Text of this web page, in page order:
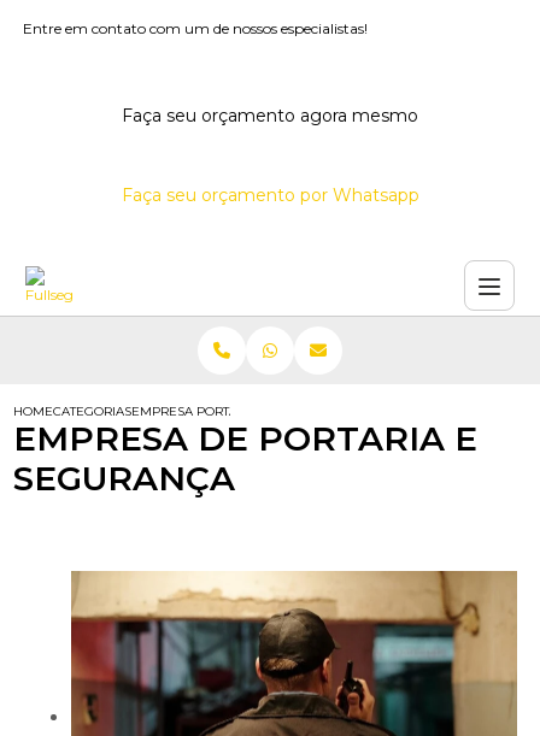
Entre em contato com um de nossos especialistas!
Faça seu orçamento agora mesmo
Faça seu orçamento por Whatsapp
HOMECATEGORIASEMPRESA PORTARIA SEGURANCA
EMPRESA DE PORTARIA E
SEGURANÇA